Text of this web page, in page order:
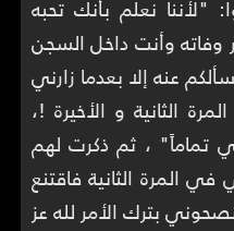
نعلم بأنك تحبه
وفاته وأنت داخل السجن
عنه إلا بعدما زارني
الثانية و الأخيرة !،
تماماً" ، ثم ذكرت لهم
المرة الثانية فاقتنع
بترك الأمر لله عز